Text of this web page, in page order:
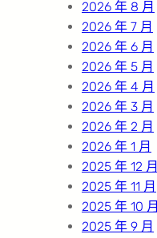
2026 年 8 月
2026 年 7 月
2026 年 6 月
2026 年 5 月
2026 年 4 月
2026 年 3 月
2026 年 2 月
2026 年 1 月
2025 年 12 月
2025 年 11 月
2025 年 10 月
2025 年 9 月